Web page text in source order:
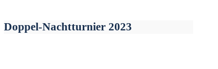
Doppel-Nachtturnier 2023